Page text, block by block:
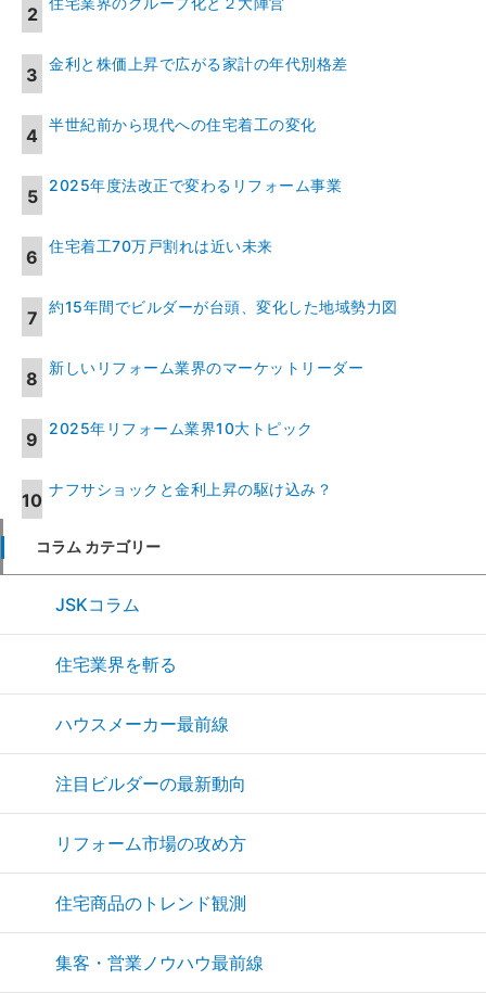
金利と株価上昇で広がる家計の年代別格差
半世紀前から現代への住宅着工の変化
2025年度法改正で変わるリフォーム事業
住宅着工70万戸割れは近い未来
約15年間でビルダーが台頭、変化した地域勢力図
新しいリフォーム業界のマーケットリーダー
2025年リフォーム業界10大トピック
ナフサショックと金利上昇の駆け込み？
コラム カテゴリー
JSKコラム
住宅業界を斬る
ハウスメーカー最前線
注目ビルダーの最新動向
リフォーム市場の攻め方
住宅商品のトレンド観測
集客・営業ノウハウ最前線